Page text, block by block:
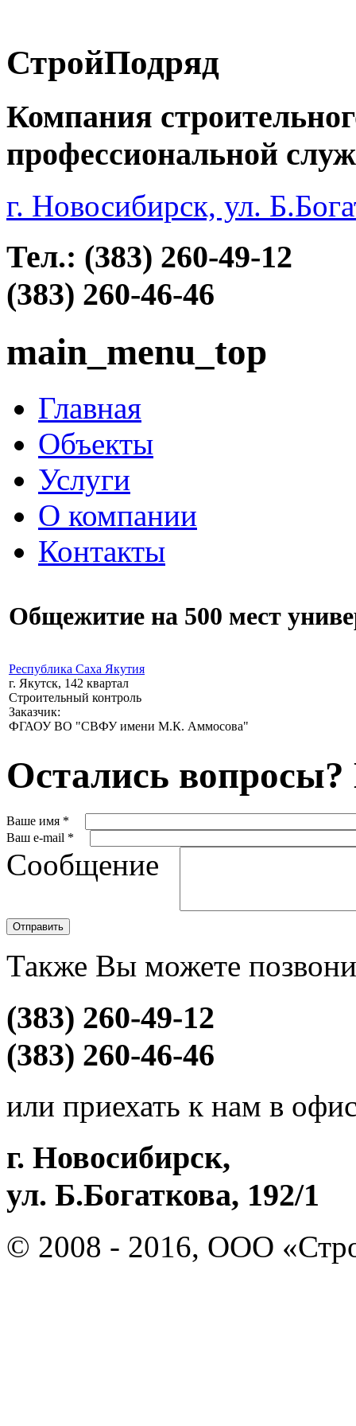
СтройПодряд
Компания
профессиональной
г. Новосибирск, ул.
Тел.: (383) 260-49-12
(383) 260-46-46
main_menu_top
Главная
Объекты
Услуги
О компании
Контакты
Общежитие на 500 мест
Республика Саха Якутия
г. Якутск, 142 квартал
Строительный контроль
Заказчик:
ФГАОУ ВО "СВФУ имени М.К. Аммосова"
Остались
Ваше имя *
Ваш e-mail *
Сообщение
CAPTCHA
человеком или представляете из себя автоматическую спам-
stroy2017
Также Вы можете
(383) 260-49-12
(383) 260-46-46
или приехать к нам в
г. Новосибирск,
ул. Б.Богаткова, 192/1
© 2008 - 2016, ООО